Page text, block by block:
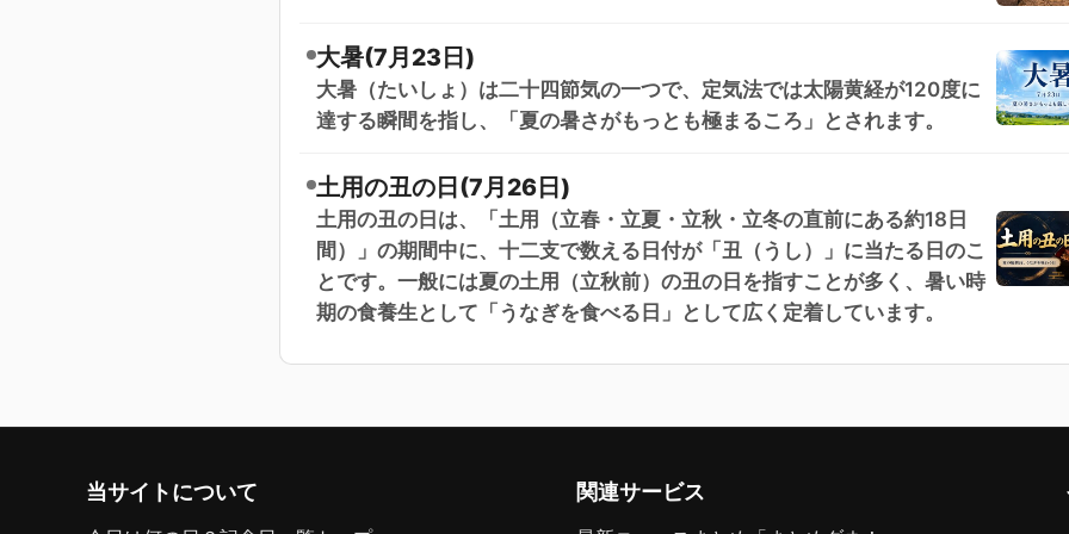
大暑(7月23日)
大暑（たいしょ）は二十四節気の一つで、定気法では太陽黄経が120度に
達する瞬間を指し、「夏の暑さがもっとも極まるころ」とされます。
土用の丑の日(7月26日)
土用の丑の日は、「土用（立春・立夏・立秋・立冬の直前にある約18日
間）」の期間中に、十二支で数える日付が「丑（うし）」に当たる日のこ
とです。一般には夏の土用（立秋前）の丑の日を指すことが多く、暑い時
期の食養生として「うなぎを食べる日」として広く定着しています。
当サイトについて 関連サービス